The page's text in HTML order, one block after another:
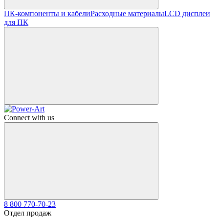
ПК-компоненты и кабелиРасходные материалыLCD дисплеи
для ПК
Connect with us
8 800 770-70-23
Отдел продаж